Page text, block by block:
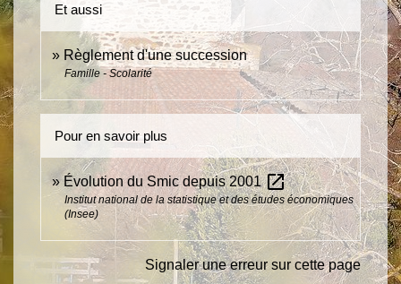
Et aussi
Règlement d'une succession
Famille - Scolarité
Pour en savoir plus
Évolution du Smic depuis 2001open_in_new
Institut national de la statistique et des études économiques
(Insee)
Signaler une erreur sur cette page